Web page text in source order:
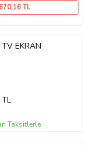
,16 TL
EKRAN
Taksitlerle